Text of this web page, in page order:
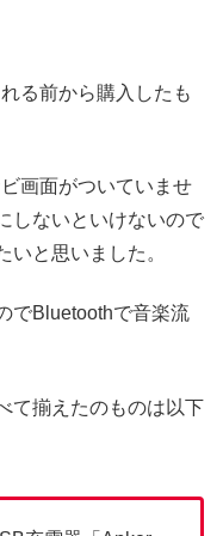
る前から購入したも
画面がついていませ
しないといけないので
いと思いました。
でBluetoothで音楽流
て揃えたのものは以下